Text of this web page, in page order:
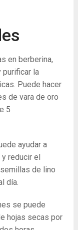
en berberina,
purificar la
Puede hacer
de vara de oro
5
ayudar a
reducir el
de lino
día.
se puede
hojas secas por